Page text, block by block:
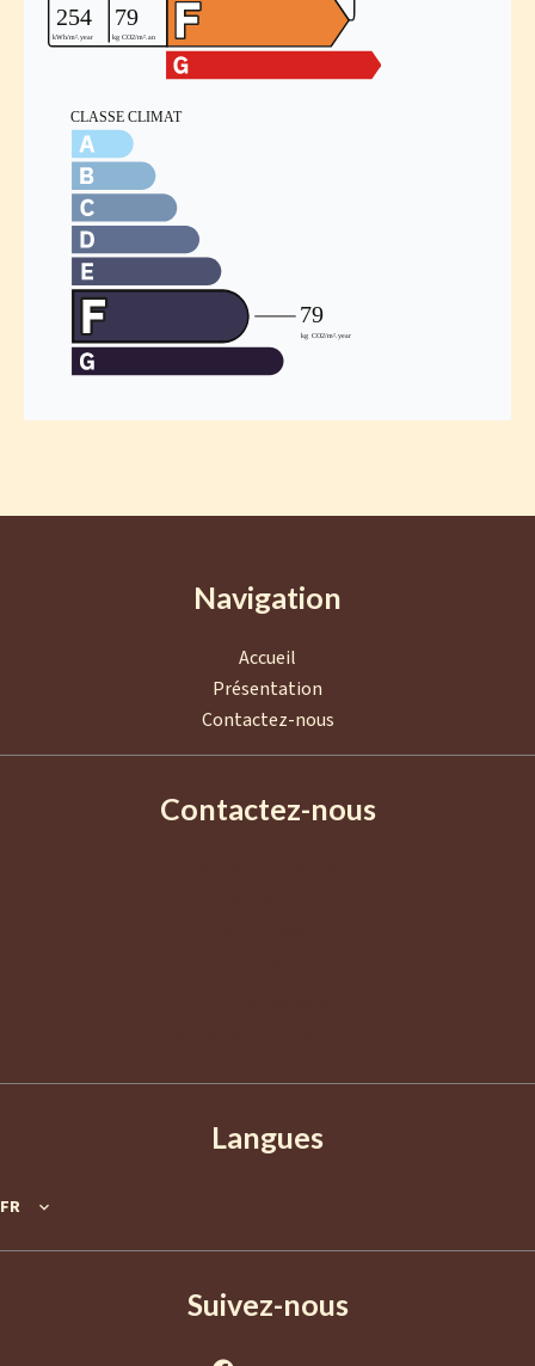
Navigation
Accueil
Présentation
Contactez-nous
Contactez-nous
Langues
FR
Suivez-nous